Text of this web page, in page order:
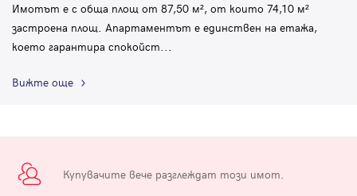
Имотът е с обща площ от 87,50 м², от които 74,10 м²
застроена площ. Апартаментът е единствен на етажа,
което гарантира спокойст...
Вижте още
Купувачите вече разглеждат този имот.